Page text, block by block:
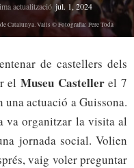
actualització jul. 1, 2024
Catalunya. Valls © Fotografia: Pere Toda
de castellers dels
el Museu Castellerel 7
actuació a Guissona.
va organitzar la visita al
jornada social. Volien
vaig voler preguntar